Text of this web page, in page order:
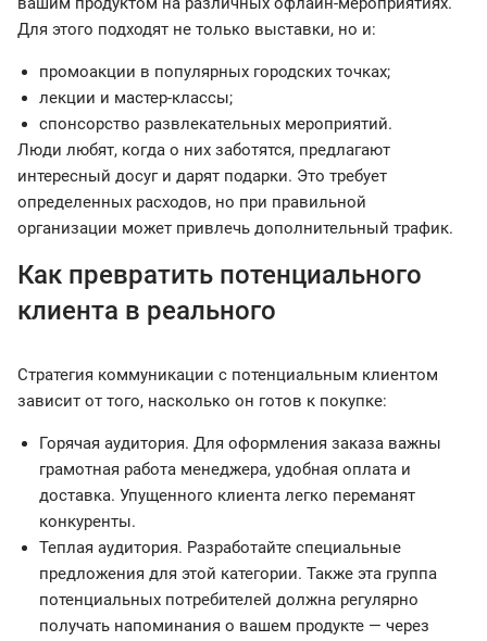
Для этого подходят не только выставки, но и:
промоакции в популярных городских точках;
лекции и мастер-классы;
спонсорство развлекательных мероприятий.
Люди любят, когда о них заботятся, предлагают
интересный досуг и дарят подарки. Это требует
определенных расходов, но при правильной
организации может привлечь дополнительный трафик.
Как превратить потенциального
клиента в реального
Стратегия коммуникации с потенциальным клиентом
зависит от того, насколько он готов к покупке:
Горячая аудитория. Для оформления заказа важны
грамотная работа менеджера, удобная оплата и
доставка. Упущенного клиента легко переманят
конкуренты.
Теплая аудитория. Разработайте специальные
предложения для этой категории. Также эта группа
потенциальных потребителей должна регулярно
получать напоминания о вашем продукте — через